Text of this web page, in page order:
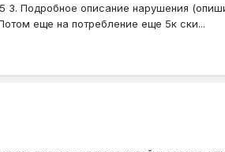
Подробное описание нарушения
еще на потребление еще 5к ски...